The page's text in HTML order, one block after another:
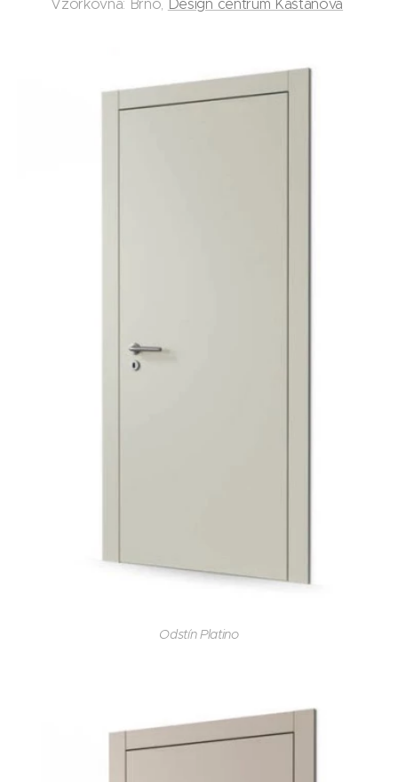
Vzorkovna: Brno, Design centrum Kaštanová
Odstín Platino